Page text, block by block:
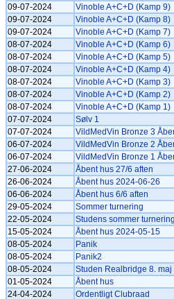
09-07-2024
Vinoble A+C+D (Kamp 9)
09-07-2024
Vinoble A+C+D (Kamp 8)
09-07-2024
Vinoble A+C+D (Kamp 7)
08-07-2024
Vinoble A+C+D (Kamp 6)
08-07-2024
Vinoble A+C+D (Kamp 5)
08-07-2024
Vinoble A+C+D (Kamp 4)
08-07-2024
Vinoble A+C+D (Kamp 3)
08-07-2024
Vinoble A+C+D (Kamp 2)
08-07-2024
Vinoble A+C+D (Kamp 1)
07-07-2024
Sølv 1
07-07-2024
VildMedVin Bronze 3
06-07-2024
VildMedVin Bronze 2
06-07-2024
VildMedVin Bronze 1
27-06-2024
Åbent hus 27/6 aften
26-06-2024
Åbent hus 2024-06-26
06-06-2024
Åbent hus 6/6 aften
29-05-2024
Sommer turnering
22-05-2024
Studens sommer turnering
15-05-2024
Åbent hus 2024-05-15
08-05-2024
Panik
08-05-2024
Panik2
08-05-2024
Studen Realbridge 8.
01-05-2024
Åbent hus
24-04-2024
Ordentligt Clubraad